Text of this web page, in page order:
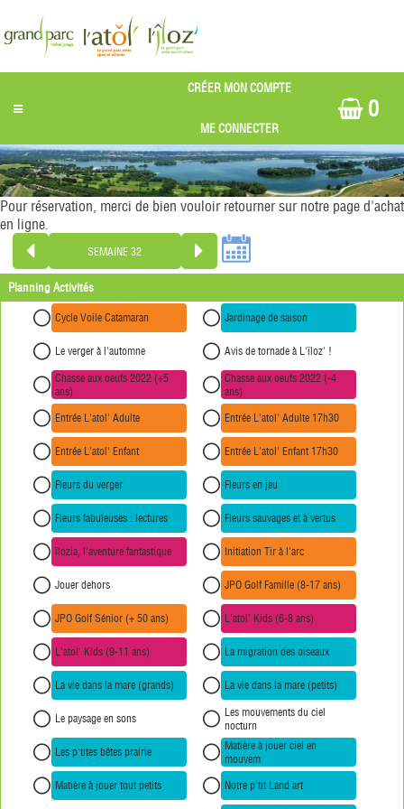
0
Pour réservation, merci de bien vouloir retourner sur notre page d'achat
en ligne.
Planning Activités
Cycle Voile Catamaran Jardinage de saison
Le verger à l'automne
Avis de tornade à L'îloz' !
Chasse aux oeufs 2022 (+5
ans)
Chasse aux oeufs 2022 (-4
ans)
Entrée L'atol' Adulte
Entrée L'atol' Adulte 17h30
Entrée L'atol' Enfant Entrée L'atol' Enfant 17h30
Fleurs du verger Fleurs en jeu
Fleurs fabuleuses : lectures Fleurs sauvages et à vertus
îlozia, l'aventure fantastique Initiation Tir à l'arc
Jouer dehors JPO Golf Famille (8-17 ans)
JPO Golf Sénior (+ 50 ans) L'atol' Kids (6-8 ans)
L'atol' Kids (9-11 ans) La migration des oiseaux
La vie dans la mare (grands) La vie dans la mare (petits)
Le paysage en sons
Les mouvements du ciel
nocturn
Les p'tites bêtes prairie
Matière à jouer ciel en
mouvem
Matière à jouer tout petits
Notre p'tit Land art